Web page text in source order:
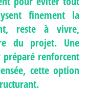
finement la
reste à vivre,
du projet. Une
renforcent
cette option